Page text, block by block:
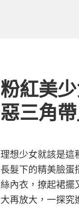
粉紅美
惡三角
理想少女就該是這
長髮下的精美臉蛋
絲內衣，撩起裙擺
大再放大，一探究